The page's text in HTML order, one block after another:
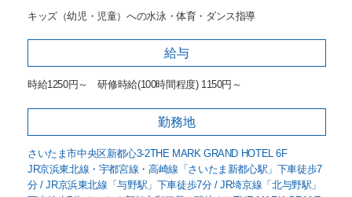
キッズ（幼児・児童）への水泳・体育・ダンス指導
給与
時給1250円～ 研修時給(100時間程度) 1150円～
勤務地
さいたま市中央区新都心3-2THE MARK GRAND HOTEL 6F
JR京浜東北線・宇都宮線・高崎線「さいたま新都心駅」下車徒歩7
分 / JR京浜東北線「与野駅」下車徒歩7分 / JR埼京線「北与野駅」